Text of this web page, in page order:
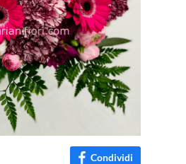
Condividi